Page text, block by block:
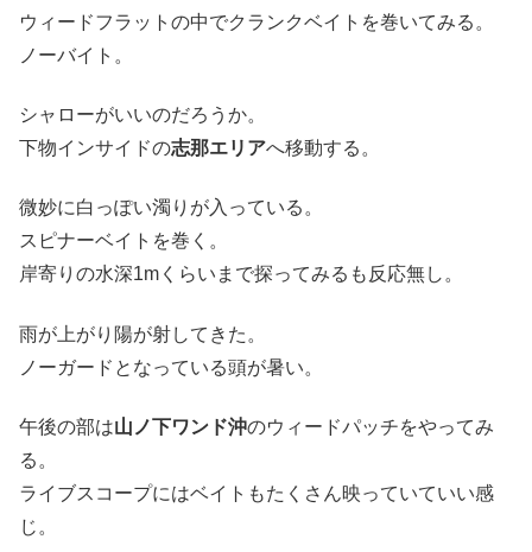
ウィードフラットの中でクランクベイトを巻いてみる。
ノーバイト。
シャローがいいのだろうか。
下物インサイドの志那エリアへ移動する。
微妙に白っぽい濁りが入っている。
スピナーベイトを巻く。
岸寄りの水深1mくらいまで探ってみるも反応無し。
雨が上がり陽が射してきた。
ノーガードとなっている頭が暑い。
午後の部は山ノ下ワンド沖のウィードパッチをやってみ
る。
ライブスコープにはベイトもたくさん映っていていい感
じ。